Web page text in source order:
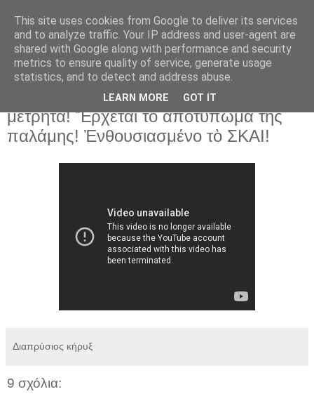
17 Μαΐ 2016
Σουηδία: Τέλος οἱ κάρτες καὶ τὰ
μετρητά! Ἔρχεται τὸ ἀποτύπωμα τῆς
παλάμης! Ἐνθουσιασμένο τὸ ΣΚΑΙ!
Διαπρύσιος κήρυξ
9 σχόλια:
This site uses cookies from Google to deliver its services
and to analyze traffic. Your IP address and user-agent are
shared with Google along with performance and security
metrics to ensure quality of service, generate usage
statistics, and to detect and address abuse.
LEARN MORE GOT IT